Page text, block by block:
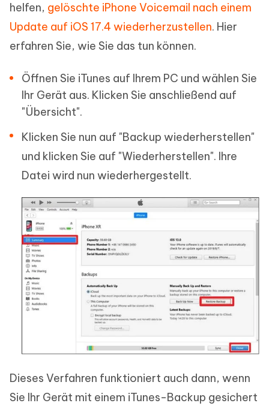
helfen, gelöschte iPhone Voicemail nach einem
Update auf iOS 17.4 wiederherzustellen. Hier
erfahren Sie, wie Sie das tun können.
Öffnen Sie iTunes auf Ihrem PC und wählen Sie
Ihr Gerät aus. Klicken Sie anschließend auf
"Übersicht".
Klicken Sie nun auf "Backup wiederherstellen"
und klicken Sie auf "Wiederherstellen". Ihre
Datei wird nun wiederhergestellt.
Dieses Verfahren funktioniert auch dann, wenn
Sie Ihr Gerät mit einem iTunes-Backup gesichert